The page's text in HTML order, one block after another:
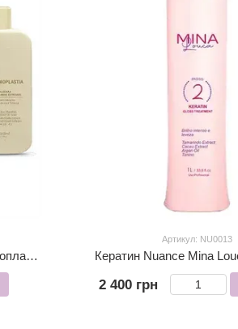
Nuance Professional Bioplastia Набор биопластики волос 1000 мл
Артикул: NU0013
Кератин Nuance Mina
2 400 грн